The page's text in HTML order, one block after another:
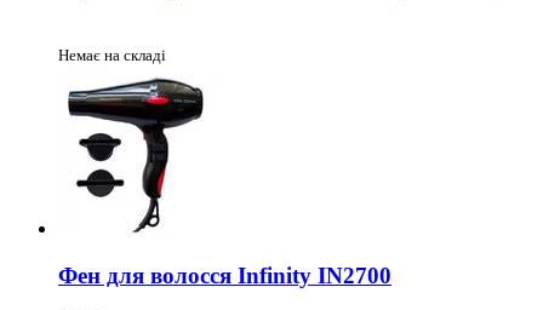
Немає на складі
Фен для волосся Infinity IN2700